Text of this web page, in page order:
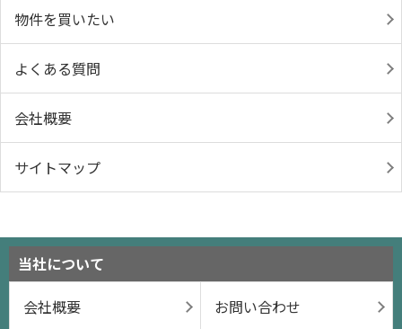
物件を買いたい
よくある質問
会社概要
サイトマップ
当社について
会社概要
お問い合わせ